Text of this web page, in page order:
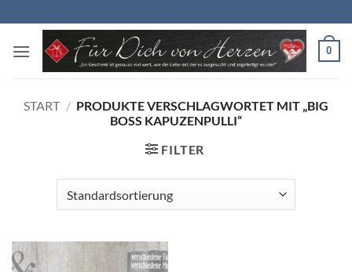
Inhalt
springen
0
START / PRODUKTE VERSCHLAGWORTET MIT „BIG
BOSS KAPUZENPULLI“
FILTER